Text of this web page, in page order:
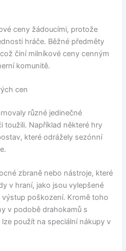
ceny žádoucími, protože
hráče. Běžné předměty
činí milníkové ceny cenným
komunitě.
cen
různé jedinečné
toužili. Například některé hry
které odrážely sezónní
zbraně nebo nástroje, které
v hraní, jako jsou vylepšené
poškození. Kromě toho
v podobě drahokamů s
použít na speciální nákupy v